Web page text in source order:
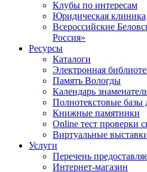
Клубы по интересам
Юридическая клиника
Всероссийские
Россия»
Ресурсы
Каталоги
Электронная
Память Вологды
Календарь
Полнотекстовые базы
Книжные памятники
Online тест проверки
Виртуальные
Услуги
Перечень
Интернет-магазин